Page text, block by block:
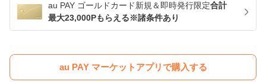
au PAY ゴールドカード新規＆即時発行限定合計
最大23,000Pもらえる※諸条件あり
au PAY マーケットアプリで購入する